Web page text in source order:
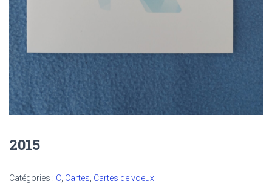
2015
Catégories : C, Cartes, Cartes de voeux